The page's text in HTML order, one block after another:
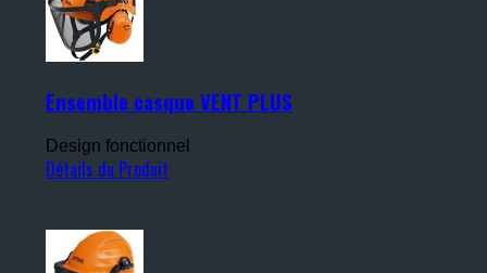
Ensemble casque VENT PLUS
Design fonctionnel
Détails du Produit